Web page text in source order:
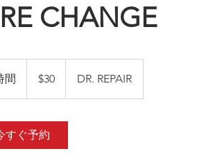
CHANGE
間
時
$30 DR. REPAIR
すぐ予約